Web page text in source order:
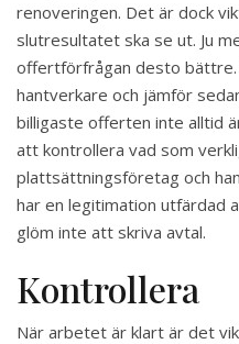
renoveringen. Det är dock
slutresultatet ska se ut. Ju
offertförfrågan desto bättre.
hantverkare och jämför
billigaste offerten inte alltid
att kontrollera vad som
plattsättningsföretag och
har en legitimation utfärdad
glöm inte att skriva avtal.
Kontrollera
När arbetet är klart är det